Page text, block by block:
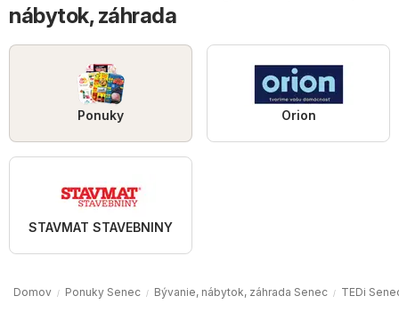
nábytok, záhrada
Ponuky Orion
STAVMAT STAVEBNINY
Domov Ponuky Senec Bývanie, nábytok, záhrada Senec TEDi